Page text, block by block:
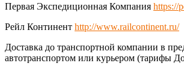
Первая Экспедиционная Компания https://
Рейл Континент http://www.railcontinent.ru/
Доставка до транспортной компании в
автотранспортом или курьером (тарифы